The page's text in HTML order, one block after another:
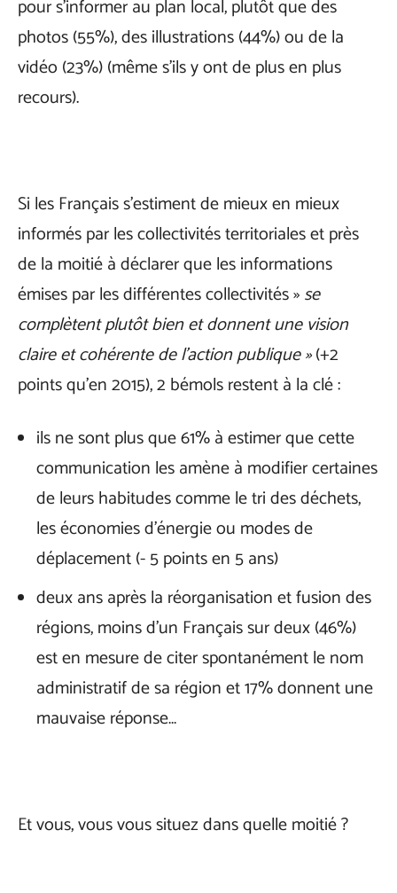
pour s’informer au plan local, plutôt que des
photos (55%), des illustrations (44%) ou de la
vidéo (23%) (même s’ils y ont de plus en plus
recours).
Si les Français s’estiment de mieux en mieux
informés par les collectivités territoriales et près
de la moitié à déclarer que les informations
émises par les différentes collectivités »se
complètent plutôt bien et donnent une vision
claire et cohérente de l’action publique »(+2
points qu’en 2015), 2 bémols restent à la clé :
ils ne sont plus que 61% à estimer que cette
communication les amène à modifier certaines
de leurs habitudes comme le tri des déchets,
les économies d’énergie ou modes de
déplacement (- 5 points en 5 ans)
deux ans après la réorganisation et fusion des
régions, moins d’un Français sur deux (46%)
est en mesure de citer spontanément le nom
administratif de sa région et 17% donnent une
mauvaise réponse…
Et vous, vous vous situez dans quelle moitié ?